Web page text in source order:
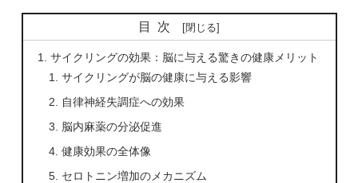
目次
サイクリングの効果：脳に与える驚きの健康メリット
サイクリングが脳の健康に与える影響
自律神経失調症への効果
脳内麻薬の分泌促進
健康効果の全体像
セロトニン増加のメカニズム